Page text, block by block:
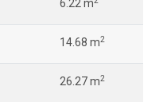
6.22 m
14.68 m2
26.27 m2